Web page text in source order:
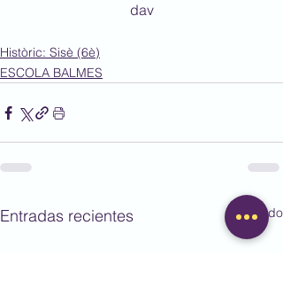
dav
Històric: Sisè (6è)
ESCOLA BALMES
Entradas recientes Ver todo